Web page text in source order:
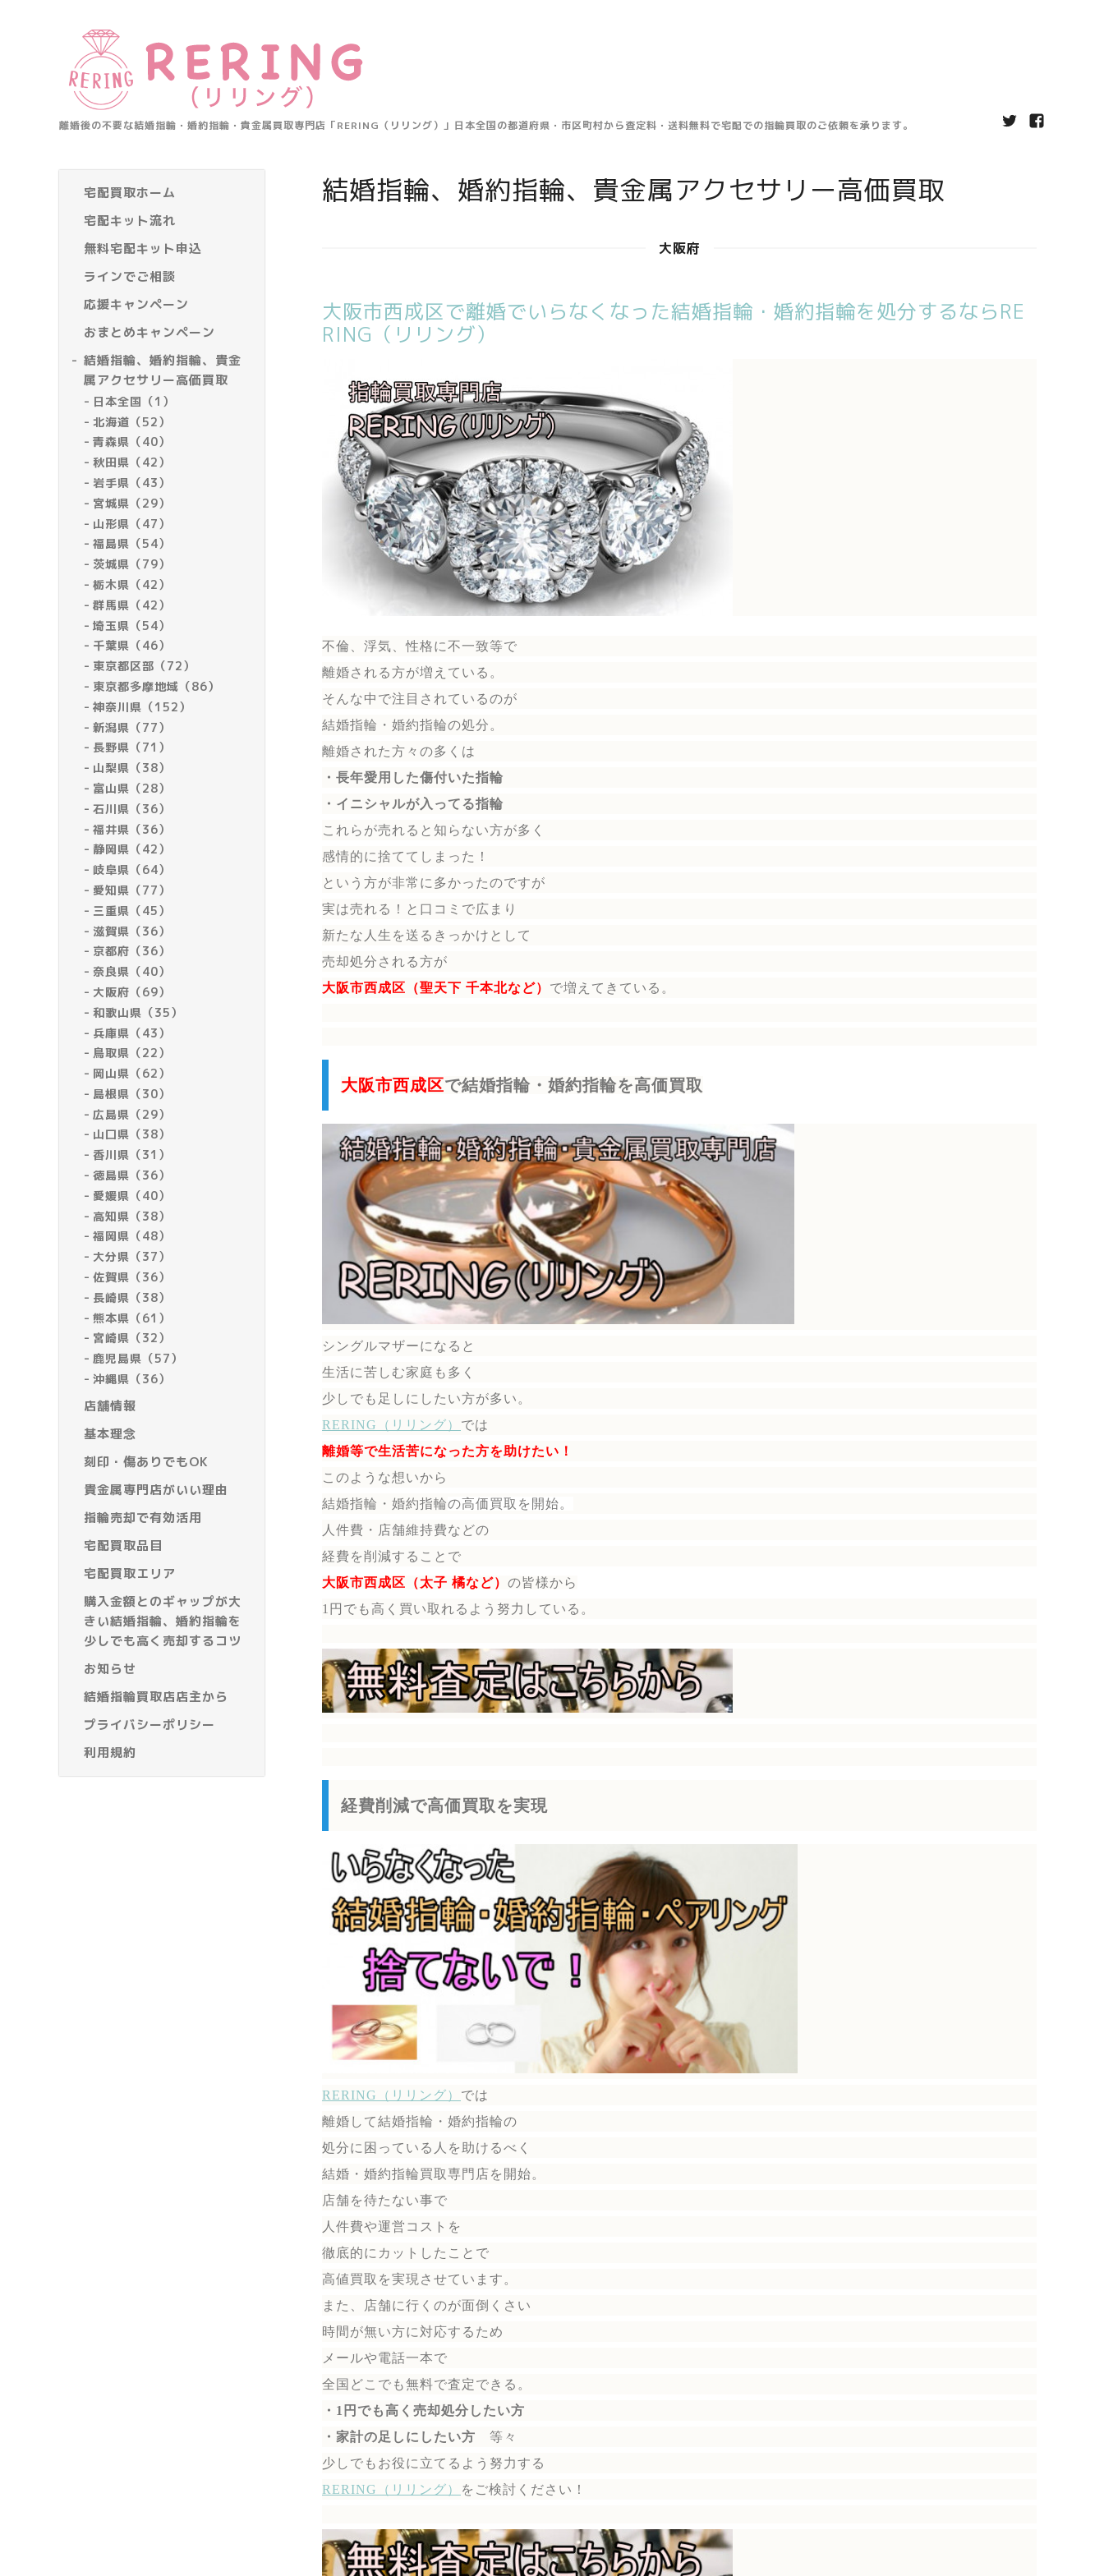
離婚後の不要な結婚指輪・婚約指輪・貴金属買取専門店「RERING（リリング）」日本全国の都道府県・市区町村から査定料・送料無料で宅配での指輪買取のご依頼を承ります。
宅配買取ホーム
宅配キット流れ
無料宅配キット申込
ラインでご相談
応援キャンペーン
おまとめキャンペーン
結婚指輪、婚約指輪、貴金
属アクセサリー高価買取
日本全国（1）
北海道（52）
青森県（40）
秋田県（42）
岩手県（43）
宮城県（29）
山形県（47）
福島県（54）
茨城県（79）
栃木県（42）
群馬県（42）
埼玉県（54）
千葉県（46）
東京都区部（72）
東京都多摩地域（86）
神奈川県（152）
新潟県（77）
長野県（71）
山梨県（38）
富山県（28）
石川県（36）
福井県（36）
静岡県（42）
岐阜県（64）
愛知県（77）
三重県（45）
滋賀県（36）
京都府（36）
奈良県（40）
大阪府（69）
和歌山県（35）
兵庫県（43）
鳥取県（22）
岡山県（62）
島根県（30）
広島県（29）
山口県（38）
香川県（31）
徳島県（36）
愛媛県（40）
高知県（38）
福岡県（48）
大分県（37）
佐賀県（36）
長崎県（38）
熊本県（61）
宮崎県（32）
鹿児島県（57）
沖縄県（36）
店舗情報
基本理念
刻印・傷ありでもOK
貴金属専門店がいい理由
指輪売却で有効活用
宅配買取品目
宅配買取エリア
購入金額とのギャップが大
きい結婚指輪、婚約指輪を
少しでも高く売却するコツ
お知らせ
結婚指輪買取店店主から
プライバシーポリシー
利用規約
結婚指輪、婚約指輪、貴金属アクセサリー高価買取
大阪府
大阪市西成区で離婚でいらなくなった結婚指輪・婚約指輪を処分するならRE
RING（リリング）
不倫、浮気、性格に不一致等で
離婚される方が増えている。
そんな中で注目されているのが
結婚指輪 ・婚約指輪の処分。
離婚された方々の多くは
・長年愛用した傷付いた指輪
・イニシャルが入ってる指輪
これらが売れると知らない方が多く
感情的に捨ててしまった！
という方が非常に多かったのですが
実は売れる！と口コミで広まり
新たな人生を送る きっかけとして
売却処分される方が
大阪市西成区（聖天下 千本北など） で増えてきている。
大阪市西成区で結婚指輪・婚約指輪を高価買取
シングルマザーになると
生活に苦しむ家庭も多く
少しでも足しにしたい方が多い。
RERING（リリング） では
離婚等で生活苦になった方を助けたい！
このような想いから
結婚指輪・婚約指輪の高価買取を開始。
人件費・店舗維持費などの
経費を削減することで
大阪市西成区（太子 橘など） の皆様から
1円でも高く買い取れるよう努力している。
経費削減で高価買取を実現
RERING（リリング） では
離婚して結婚指輪・婚約指輪の
処分に困っている人を助けるべく
結婚・婚約指輪買取専門店を開始。
店舗を待たない事で
人件費や運営コストを
徹底的にカットしたことで
高値買取を実現させています。
また、店舗に行くのが面倒くさい
時間が無い方に対応するため
メールや電話一本で
全国どこでも無料で査定できる。
・1円でも高く売却処分したい方
・家計の足しにしたい方 等々
少しでもお役に立てるよう努力する
RERING（リリング）
を ご検討ください！